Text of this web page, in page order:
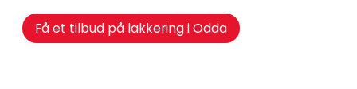
Få et tilbud på lakkering i Odda